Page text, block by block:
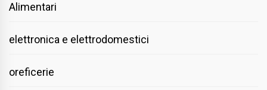
Alimentari
elettronica e elettrodomestici
oreficerie